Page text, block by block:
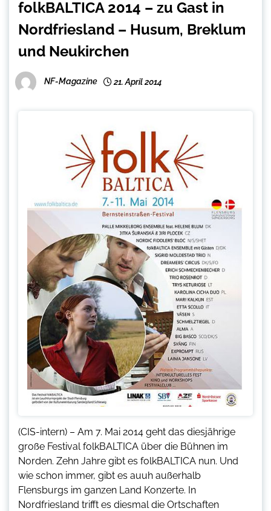
folkBALTICA 2014 – zu Gast in
Nordfriesland – Husum, Breklum
und Neukirchen
NF-Magazine 21. April 2014
(CIS-intern) – Am 7. Mai 2014 geht das diesjährige
große Festival folkBALTICA über die Bühnen im
Norden. Zehn Jahre gibt es folkBALTICA nun. Und
wie schon immer, gibt es auuh außerhalb
Flensburgs im ganzen Land Konzerte. In
Nordfriesland trifft es diesmal die Ortschaften